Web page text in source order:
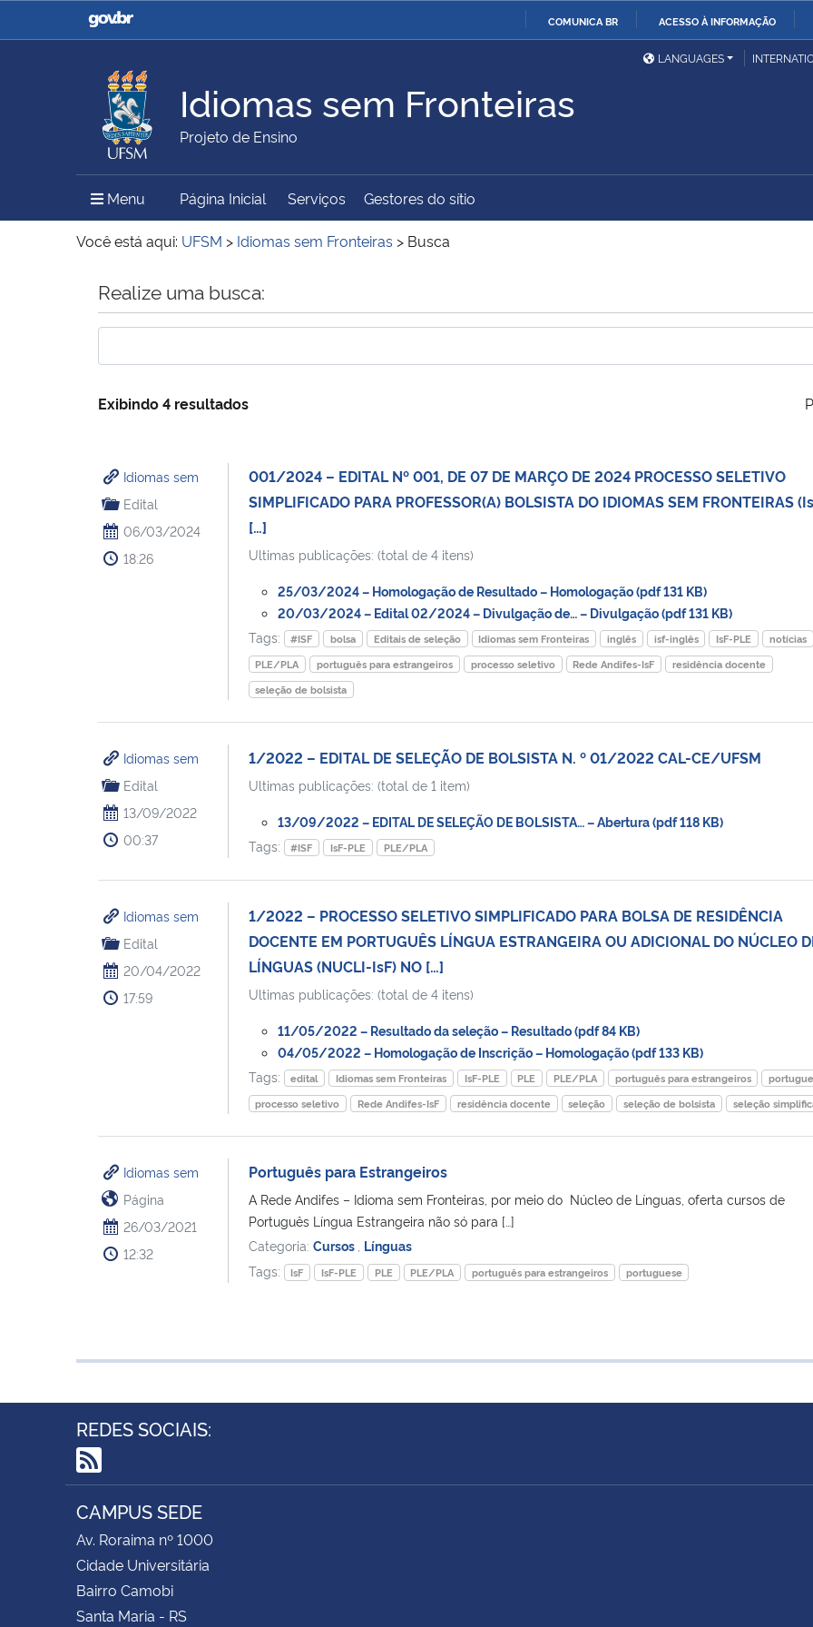
COMUNICA BR ACESSO À INFORMAÇÃO
Casa Civil
Ministério da Justiça e
Ministério da Defesa
Ministério das Relações
Exteriores
Ministério da Agricultura,
Pecuária e Abastecimento
Ministério da Educação Ministério da Cidadania
Ministério do Meio Ambiente Ministério do Turismo
Ministério do
LANGUAGES
Idiomas sem Fronteiras
Projeto de Ensino
Menu Menu Principal do Sítio
Página Inicial Serviços Gestores do sítio
Você está aqui: UFSM > Idiomas sem Fronteiras > Busca
Início do conteúdo
Realize uma busca:
Exibindo 4 resultados
Idiomas sem
Edital
06/03/2024
18:26
001/2024 – EDITAL Nº 001, DE 07 DE MARÇO DE 2024 PROCESSO SELETIVO
SIMPLIFICADO PARA PROFESSOR(A) BOLSISTA DO IDIOMAS SEM FRONTEIRAS
[…]
Ultimas publicações: (total de 4 itens)
25/03/2024 – Homologação de Resultado – Homologação (pdf 131 KB)
20/03/2024 – Edital 02/2024 – Divulgação de… – Divulgação (pdf 131 KB)
Tags:
#ISF bolsa Editais de seleção Idiomas sem Fronteiras inglês isf-inglês IsF-PLE
notícias
PLE/PLA
português para estrangeiros processo seletivo Rede Andifes-IsF
residência docente
seleção de bolsista
Idiomas sem
Edital
13/09/2022
00:37
1/2022 – EDITAL DE SELEÇÃO DE BOLSISTA N. º 01/2022 CAL-CE/UFSM
Ultimas publicações: (total de 1 item)
13/09/2022 – EDITAL DE SELEÇÃO DE BOLSISTA… – Abertura (pdf 118 KB)
Tags:
#ISF IsF-PLE PLE/PLA
Idiomas sem
Edital
20/04/2022
17:59
1/2022 – PROCESSO SELETIVO SIMPLIFICADO PARA BOLSA DE RESIDÊNCIA
DOCENTE EM PORTUGUÊS LÍNGUA ESTRANGEIRA OU ADICIONAL DO NÚCLEO
LÍNGUAS (NUCLI-IsF) NO […]
Ultimas publicações: (total de 4 itens)
11/05/2022 – Resultado da seleção – Resultado (pdf 84 KB)
04/05/2022 – Homologação de Inscrição – Homologação (pdf 133 KB)
Tags:
edital Idiomas sem Fronteiras IsF-PLE PLE PLE/PLA português para estrangeiros
processo seletivo
Rede Andifes-IsF residência docente seleção seleção de bolsista seleção
Idiomas sem
Página
26/03/2021
12:32
Português para Estrangeiros
A Rede Andifes – Idioma sem Fronteiras, por meio do Núcleo de Línguas, oferta cursos de
Português Língua Estrangeira não só para […]
Categoria: Cursos Línguas
Tags:
IsF IsF-PLE PLE PLE/PLA português para estrangeiros portuguese
REDES SOCIAIS:
RSS
CAMPUS SEDE
Av. Roraima nº 1000
Cidade Universitária
Bairro Camobi
Santa Maria - RS